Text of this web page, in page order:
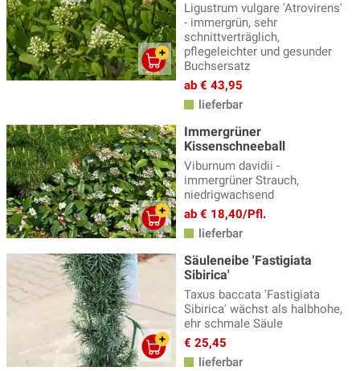
Ligustrum vulgare 'Atrovirens'
- immergrün, sehr
schnittverträglich,
pflegeleichter und gesunder
Buchsersatz
ab € 43,95
lieferbar
Immergrüner
Kissenschneeball
Viburnum davidii -
immergrüner Strauch,
niedrigwachsend
ab € 18,40/Pfl.
lieferbar
Säuleneibe 'Fastigiata
Sibirica'
Taxus baccata 'Fastigiata
Sibirica' wächst als halbhohe,
ehr schmale Säule
€ 25,45
lieferbar